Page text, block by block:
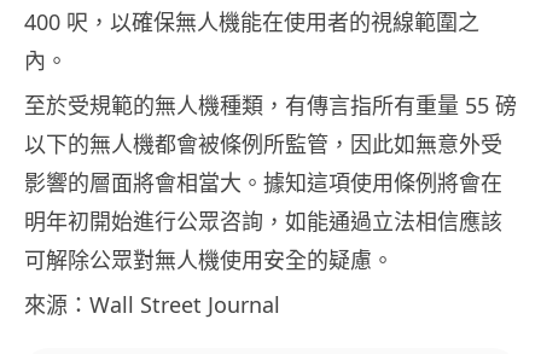
400 呎，以確保無人機能在使用者的視線範圍之
內。
至於受規範的無人機種類，有傳言指所有重量 55 磅
以下的無人機都會被條例所監管，因此如無意外受
影響的層面將會相當大。據知這項使用條例將會在
明年初開始進行公眾咨詢，如能通過立法相信應該
可解除公眾對無人機使用安全的疑慮。
來源：Wall Street Journal